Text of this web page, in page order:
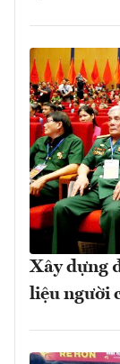
Xây dựng
liệu người